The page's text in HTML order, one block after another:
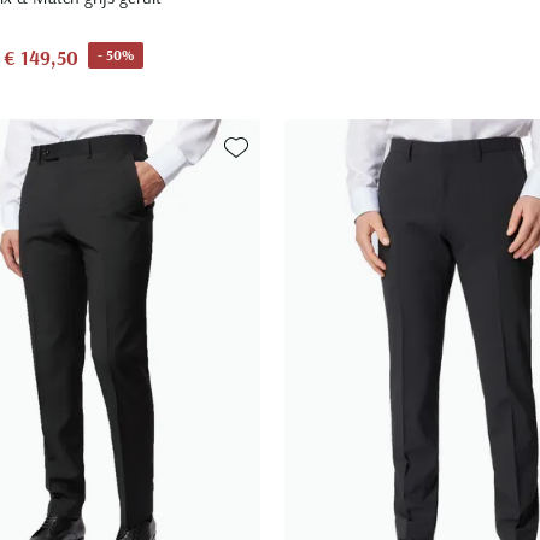
€ 149,50 - 50%
Toevoegen aan favorieten